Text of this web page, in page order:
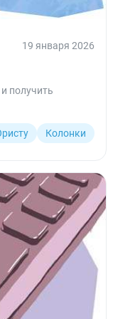
19 января 2026
получить
Колонки